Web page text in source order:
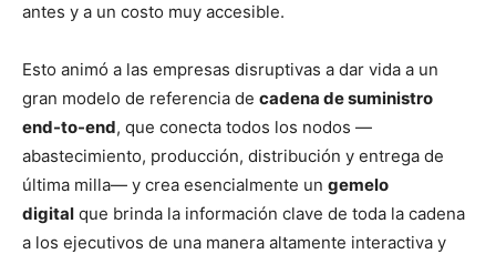
antes y a un costo muy accesible.
Esto animó a las empresas disruptivas a dar vida a un
gran modelo de referencia de cadena de suministro
end-to-end, que conecta todos los nodos —
abastecimiento, producción, distribución y entrega de
última milla— y crea esencialmente un gemelo
digital que brinda la información clave de toda la cadena
a los ejecutivos de una manera altamente interactiva y